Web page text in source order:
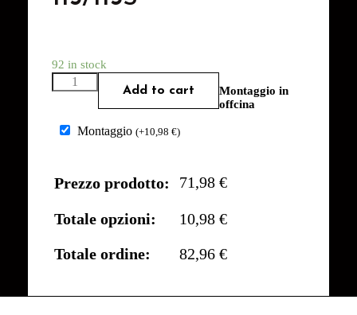
92 in stock
Add to cart
Montaggio in
offcina
Montaggio (+10,98 €)
Prezzo prodotto: 71,98 €
Totale opzioni:
10,98 €
Totale ordine:
82,96 €